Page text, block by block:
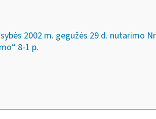
2002 m. gegužės 29 d. nutarimo
8-1 p.